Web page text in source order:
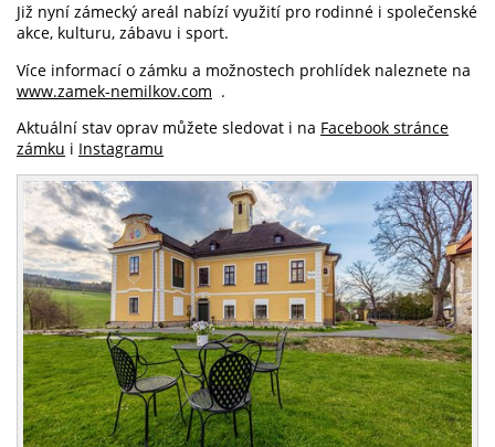
Již nyní zámecký areál nabízí využití pro rodinné i společenské
akce, kulturu, zábavu i sport.
Více informací o zámku a možnostech prohlídek naleznete na
www.zamek-nemilkov.com .
Aktuální stav oprav můžete sledovat i na Facebook stránce
zámku i Instagramu